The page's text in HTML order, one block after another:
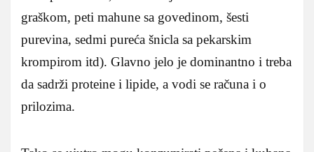
graškom, peti mahune sa govedinom, šesti
purevina, sedmi pureća šnicla sa pekarskim
krompirom itd). Glavno jelo je dominantno i treba
da sadrži proteine i lipide, a vodi se računa i o
prilozima.